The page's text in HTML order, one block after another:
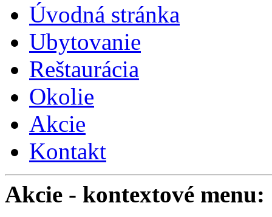
Úvodná stránka
Ubytovanie
Reštaurácia
Okolie
Akcie
Kontakt
Akcie - kontextové menu: